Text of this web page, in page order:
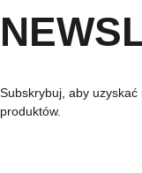
Subskrybuj, aby
produktów.